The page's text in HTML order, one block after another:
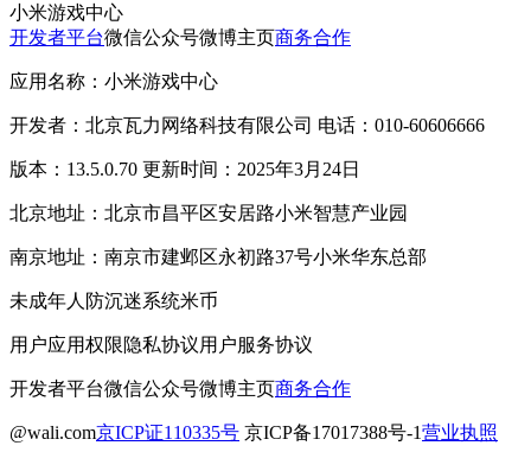
小米游戏中心
开发者平台微信公众号微博主页商务合作
应用名称：小米游戏中心
开发者：北京瓦力网络科技有限公司 电话：010-60606666
版本：13.5.0.70 更新时间：2025年3月24日
北京地址：北京市昌平区安居路小米智慧产业园
南京地址：南京市建邺区永初路37号小米华东总部
未成年人防沉迷系统米币
用户应用权限隐私协议用户服务协议
开发者平台微信公众号微博主页商务合作
@wali.com京ICP证110335号 京ICP备17017388号-1营业执照